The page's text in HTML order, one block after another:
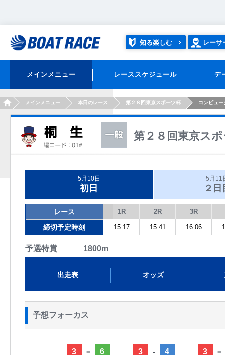
知る楽しむ レーサ
メインメニュー レーススケジュール デ
HOMEメインメニュー 本日のレース 第２８回東京スポーツ杯 コンピュー
第２８回東京ス
5月10日
初日
5月11
２日
レース 1R 2R 3R
締切予定時刻 15:17 15:41 16:06
予選特賞 1800m
出走表 オッズ
予想フォーカス
3 = 6 3 - 4 3 =